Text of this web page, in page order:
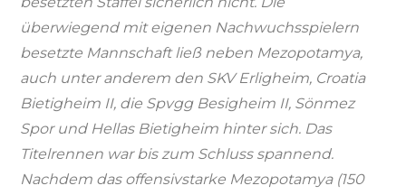
überwiegend mit eigenen Nachwuchsspielern
besetzte Mannschaft ließ neben Mezopotamya,
auch unter anderem den SKV Erligheim, Croatia
Bietigheim II, die Spvgg Besigheim II, Sönmez
Spor und Hellas Bietigheim hinter sich. Das
Titelrennen war bis zum Schluss spannend.
Nachdem das offensivstarke Mezopotamya (150